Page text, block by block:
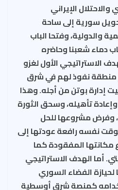
الإيراني
سورية إلى ساحة
والدولية، وفتحا الباب
دماء شعبنا وحاضره
الاستراتيجي الأول لغزو
منطقة نفوذ لهم في شرق
إدارة بوتن من أجله. وهذا
وإعادة تأهيله، وسحق الثورة
وفرض مشروعها للحل
نفسه رافعة عودتها إلى
مكانتها المفقودة كما
أما الهدف الاستراتيجي
الفضاء السوري
كمنصة شرق أوسطية